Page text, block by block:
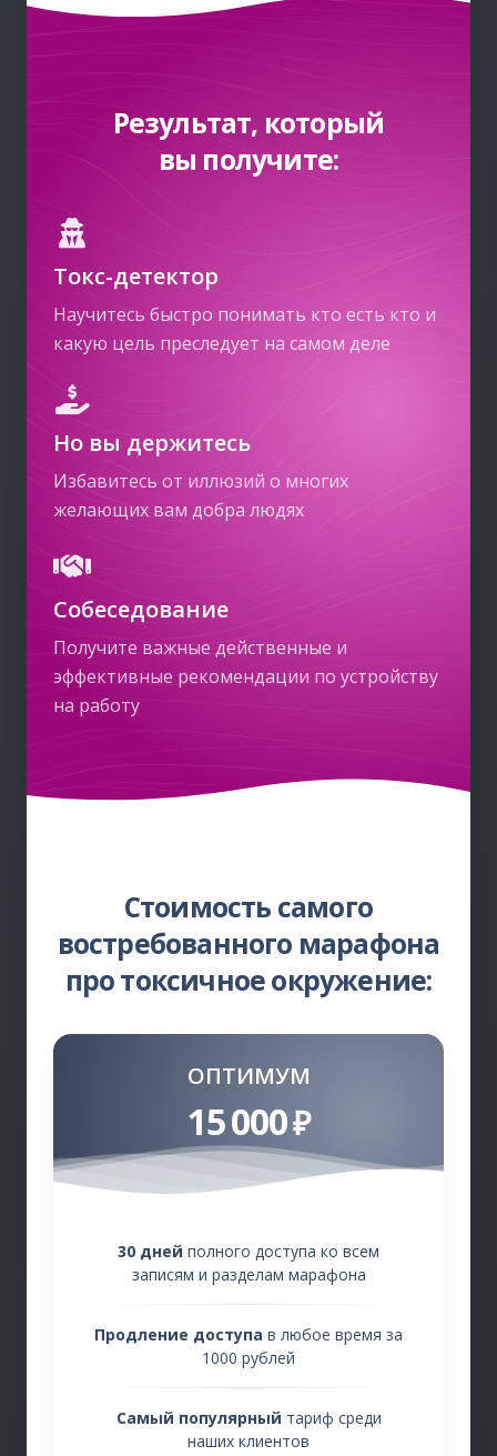
Результат, который
вы получите:
Токс-детектор
Научитесь быстро понимать кто есть кто и
какую цель преследует на самом деле
Но вы держитесь
Избавитесь от иллюзий о многих
желающих вам добра людях
Собеседование
Получите важные действенные и
эффективные рекомендации по устройству
на работу
Стоимость самого
востребованного марафона
про токсичное окружение:
ОПТИМУМ
15 000₽
30 дней полного доступа ко всем
записям и разделам марафона
Продление доступа в любое время за
1000 рублей
Самый популярный тариф среди
наших клиентов